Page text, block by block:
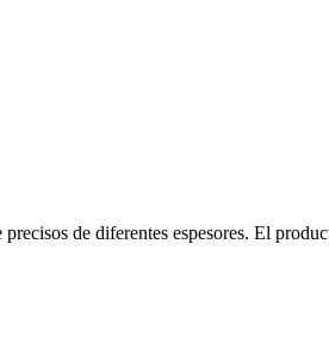
de diferentes espesores. El